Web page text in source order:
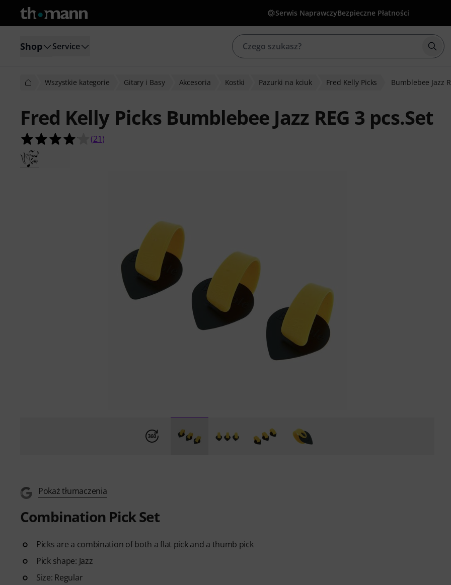
Serwis NaprawczyBezpieczne Płatności
Shop Service
Wszystkie kategorie Gitary i Basy Akcesoria Kostki Pazurki na kciuk Fred Kelly Picks Bumblebee Jazz
Fred Kelly Picks Bumblebee Jazz REG 3 pcs.Set
4.1 na 5 gwiazdek z 21 ocen klientów
(21)
Pokaż tłumaczenia
Combination Pick Set
Picks are a combination of both a flat pick and a thumb pick
Pick shape: Jazz
Size: Regular